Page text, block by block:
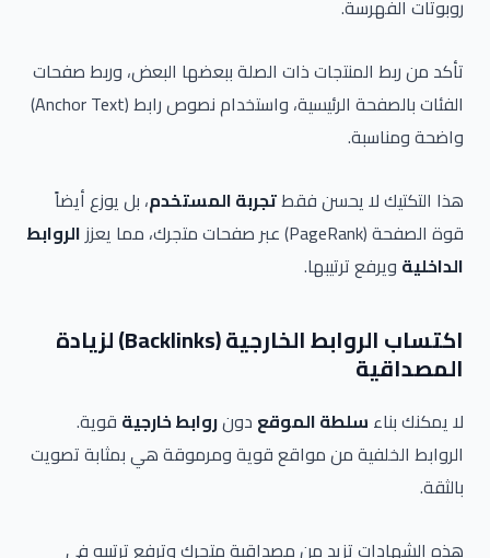
روبوتات الفهرسة.
تأكد من ربط المنتجات ذات الصلة ببعضها البعض، وربط صفحات
الفئات بالصفحة الرئيسية، واستخدام نصوص رابط (Anchor Text)
واضحة ومناسبة.
هذا التكتيك لا يحسن فقطتجربة المستخدم، بل يوزع أيضاً
قوة الصفحة (PageRank) عبر صفحات متجرك، مما يعزز
الروابط
الداخلية ويرفع ترتيبها.
اكتساب الروابط الخارجية (Backlinks) لزيادة
المصداقية
لا يمكنك بناء سلطة الموقع دونروابط خارجية قوية.
الروابط الخلفية من مواقع قوية ومرموقة هي بمثابة تصويت
بالثقة.
هذه الشهادات تزيد من مصداقية متجرك وترفع ترتيبه في